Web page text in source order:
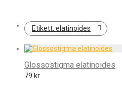
Etikett: elatinoides
Glossostigma elatinoides
79 kr